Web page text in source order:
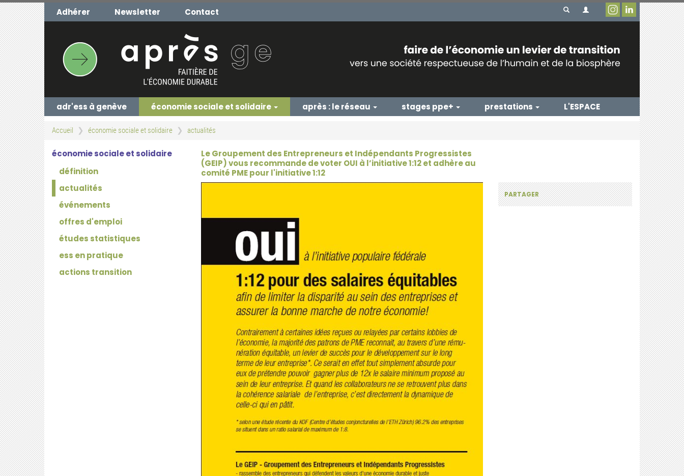
Aller
au
contenu
principal
Adhérer Newsletter Contact
adr'ess à genève économie sociale et solidaire après : le réseau stages ppe+ prestations L'ESPACE
Accueil économie sociale et solidaire actualités
économie sociale et solidaire
définition
actualités
événements
offres d'emploi
études statistiques
ess en pratique
actions transition
Le Groupement des Entrepreneurs et Indépendants Progressistes
(GEIP) vous recommande de voter OUI à l’initiative 1:12 et adhère au
comité PME pour l'initiative 1:12
PARTAGER